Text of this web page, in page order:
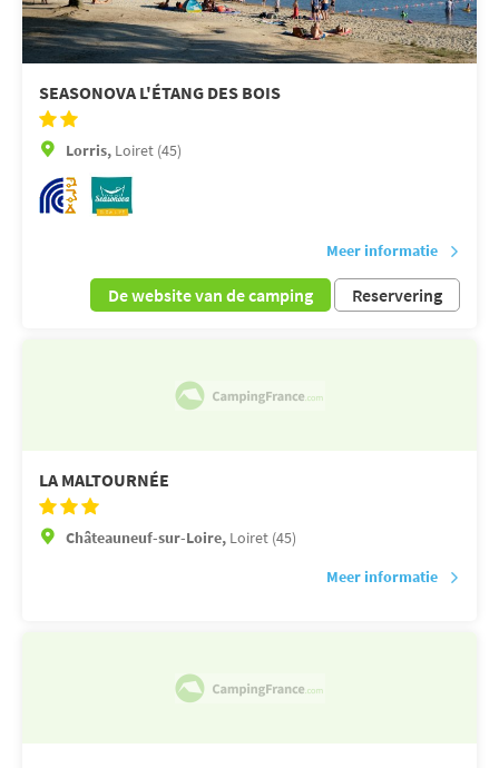
SEASONOVA L'ÉTANG DES BOIS
Lorris, Loiret (45)
Meer informatie
De website van de camping Reservering
LA MALTOURNÉE
Châteauneuf-sur-Loire, Loiret (45)
Meer informatie